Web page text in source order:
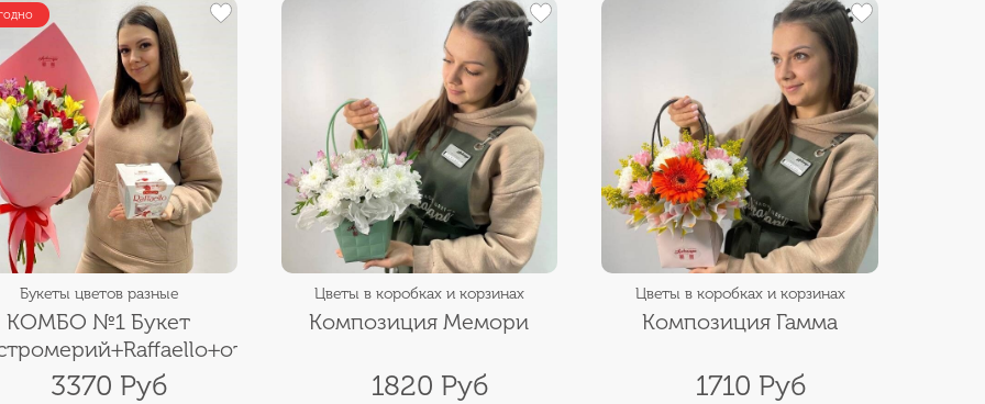
Букеты цветов разные
КОМБО №1 Букет
3370 Руб
Цветы в коробках и корзинах
Композиция Мемори
1820 Руб
Цветы в коробках и корзинах
Композиция Гамма
1710 Руб